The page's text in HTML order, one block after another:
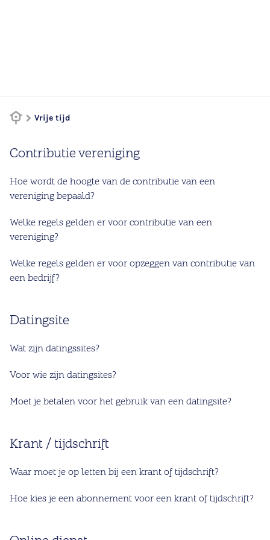
Vrije tijd
Contributie vereniging
Hoe wordt de hoogte van de contributie van een
vereniging bepaald?
Welke regels gelden er voor contributie van een
vereniging?
Welke regels gelden er voor opzeggen van contributie van
een bedrijf?
Datingsite
Wat zijn datingssites?
Voor wie zijn datingsites?
Moet je betalen voor het gebruik van een datingsite?
Krant / tijdschrift
Waar moet je op letten bij een krant of tijdschrift?
Hoe kies je een abonnement voor een krant of tijdschrift?